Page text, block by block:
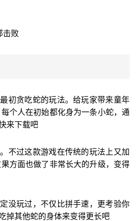
击败
初贪吃蛇的玩法。给玩家带来童年
个人在初始都化身为一条小蛇，通
来下载吧
不过这款游戏在传统的玩法上又加
方面也做了非常长大的升级，变得
没玩过，不仅比拼手速，更考验你
掉其他蛇的身体来变得更长吧